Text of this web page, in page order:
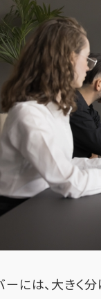
ーには、大きく分